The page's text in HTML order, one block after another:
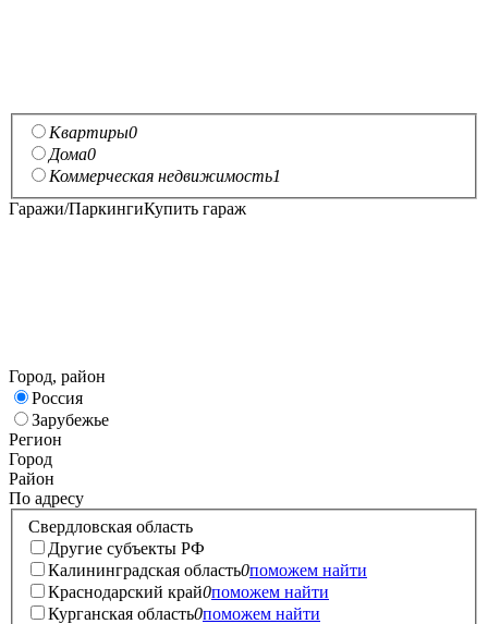
Квартиры0
Дома0
Коммерческая недвижимость1
Гаражи/ПаркингиКупить гараж
Город, район
Россия
Зарубежье
Регион
Город
Район
По адресу
Свердловская область
Другие субъекты РФ
Калининградская область0поможем найти
Краснодарский край0поможем найти
Курганская область0поможем найти